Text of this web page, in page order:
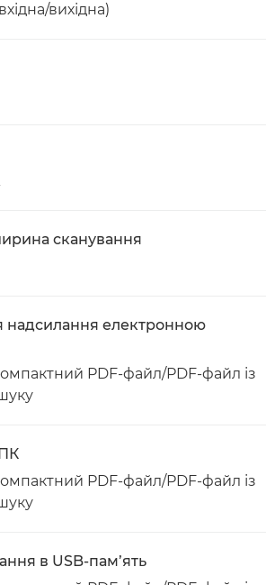
вихідна)
сканування
надсилання електронною
PDF-файл/PDF-файл із
PDF-файл/PDF-файл із
в USB-пам’ять